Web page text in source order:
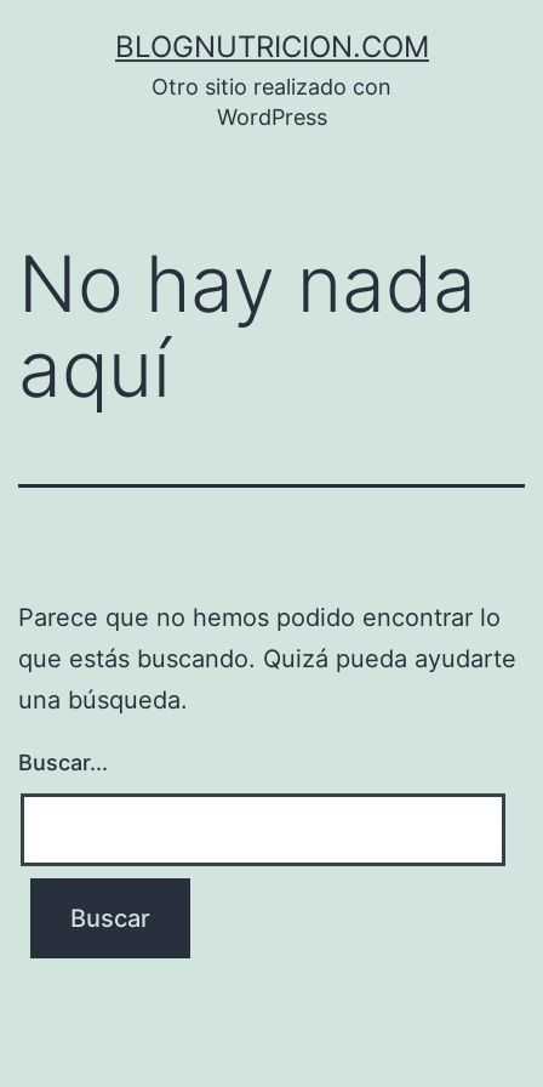
BLOGNUTRICION.COM
Otro sitio realizado con
WordPress
No hay nada
aquí
Parece que no hemos podido encontrar lo
que estás buscando. Quizá pueda ayudarte
una búsqueda.
Buscar...